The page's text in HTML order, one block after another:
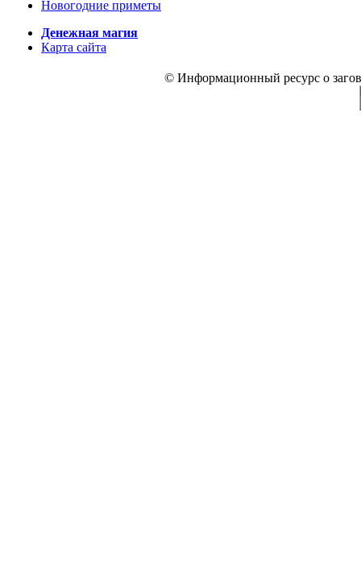
Новогодние приметы
Денежная магия
Карта сайта
© Информационный ресурс о